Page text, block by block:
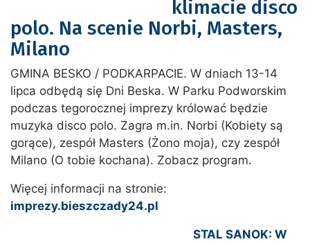
klimacie disco
polo. Na scenie Norbi, Masters,
Milano
GMINA BESKO / PODKARPACIE. W dniach 13-14
lipca odbędą się Dni Beska. W Parku Podworskim
podczas tegorocznej imprezy królować będzie
muzyka disco polo. Zagra m.in. Norbi (Kobiety są
gorące), zespół Masters (Żono moja), czy zespół
Milano (O tobie kochana). Zobacz program.
Więcej informacji na stronie:
imprezy.bieszczady24.pl
STAL SANOK: W